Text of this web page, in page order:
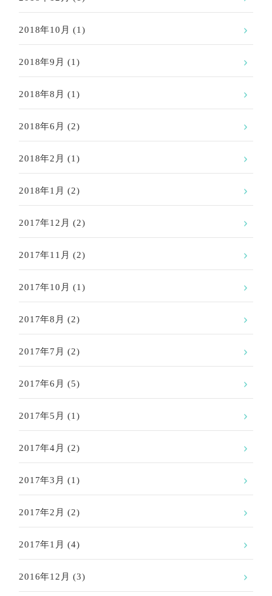
2018年10月 (1)
2018年9月 (1)
2018年8月 (1)
2018年6月 (2)
2018年2月 (1)
2018年1月 (2)
2017年12月 (2)
2017年11月 (2)
2017年10月 (1)
2017年8月 (2)
2017年7月 (2)
2017年6月 (5)
2017年5月 (1)
2017年4月 (2)
2017年3月 (1)
2017年2月 (2)
2017年1月 (4)
2016年12月 (3)